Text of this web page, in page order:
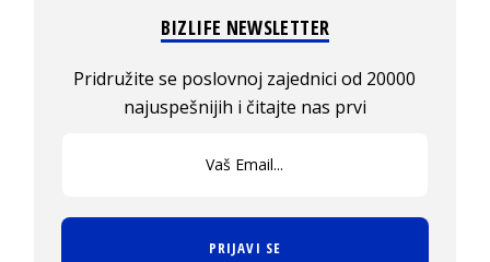
BIZLIFE NEWSLETTER
Pridružite se poslovnoj zajednici od 20000
najuspešnijih i čitajte nas prvi
PRIJAVI SE